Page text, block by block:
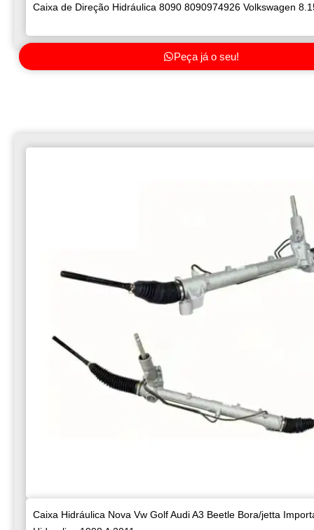
Caixa de Direção Hidráulica 8090 8090974926 Volkswagen
Peça já o seu!
Caixa Hidráulica Nova Vw Golf Audi A3 Beetle Bora/jetta